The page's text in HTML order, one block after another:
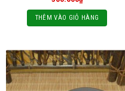
THÊM VÀO GIỎ HÀNG